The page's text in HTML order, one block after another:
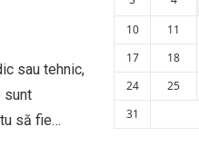
sau tehnic,
sunt
să fie
10
11
17
18
24
25
31